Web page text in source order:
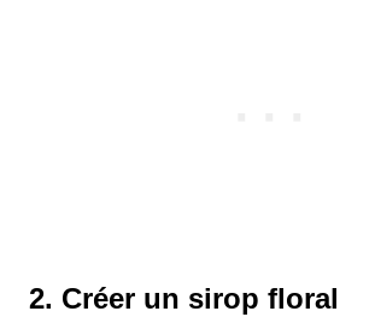
2. Créer un sirop floral